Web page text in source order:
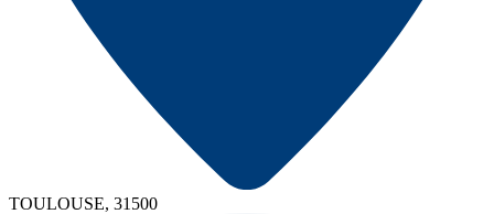
TOULOUSE, 31500